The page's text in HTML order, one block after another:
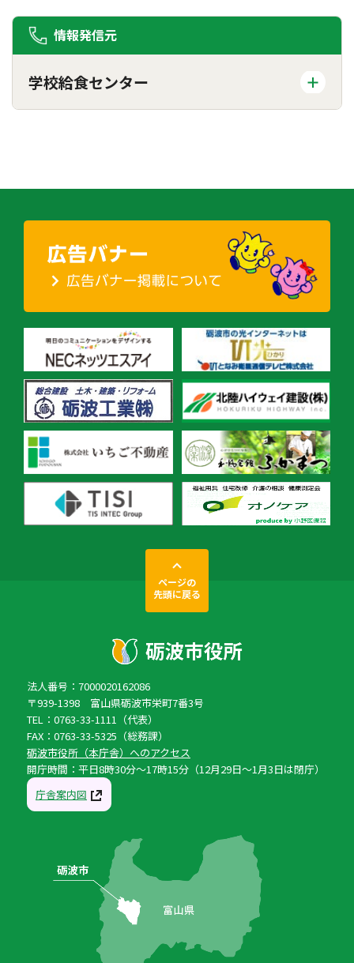
情報発信元
学校給食センター
ページの
先頭に戻る
法人番号：7000020162086
〒939-1398 富山県砺波市栄町7番3号
TEL：0763-33-1111（代表）
FAX：0763-33-5325（総務課）
砺波市役所（本庁舎）へのアクセス
開庁時間：平日8時30分〜17時15分（12月29日〜1月3日は閉庁）
庁舎案内図